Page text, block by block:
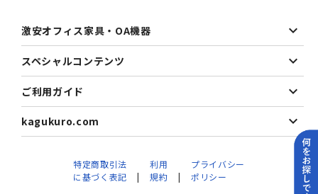
激安オフィス家具・OA機器
スペシャルコンテンツ
ご利用ガイド
kagukuro.com
特定商取引法
に基づく表記
利用
規約
プライバシー
ポリシー